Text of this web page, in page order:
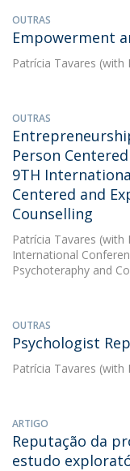
OUTRAS
Empowerment
Patrícia Tavares (with
OUTRAS
Person
9TH
Centered and
Counselling
Patrícia Tavares (with
International
Psychoteraphy and
OUTRAS
Psychologist
Patrícia Tavares (with
ARTIGO
Reputação da
estudo